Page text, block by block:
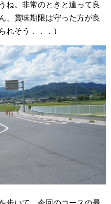
ね。非常のときと違って良
、賞味期限は守った方が良
れそう．．．）